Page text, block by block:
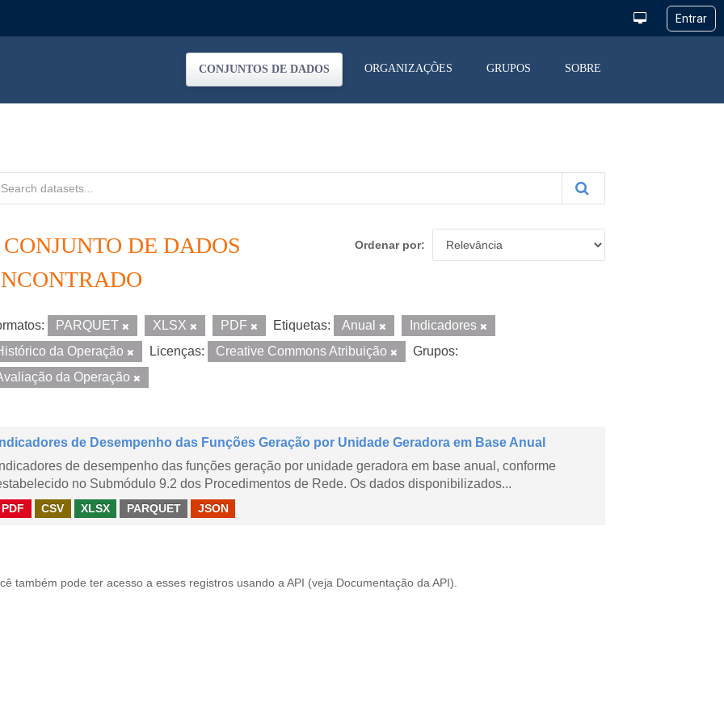
CONJUNTOS DE DADOS ORGANIZAÇÕES GRUPOS SOBRE
Ordenar por
CONJUNTO DE DADOS
PARQUET XLSX PDF Etiquetas: Anual
Indicadores
da Operação
Licenças: Creative Commons Atribuição
Grupos:
da Operação
Indicadores de Desempenho das Funções Geração por Unidade Geradora em Base Anual
Indicadores de desempenho das funções geração por unidade geradora em base anual, conforme
no Submódulo 9.2 dos Procedimentos de Rede. Os dados disponibilizados...
PDF CSV XLSX PARQUET JSON
também pode ter acesso a esses registros usando a API (veja Documentação da API ).